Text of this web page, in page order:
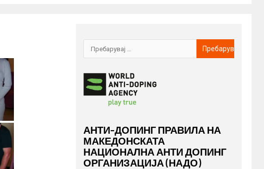
АНТИ-ДОПИНГ ПРАВИЛА НА
МАКЕДОНСКАТА
НАЦИОНАЛНА АНТИ ДОПИНГ
ОРГАНИЗАЦИЈА (НАДО)